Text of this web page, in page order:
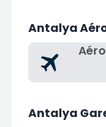
Antalya
Antalya